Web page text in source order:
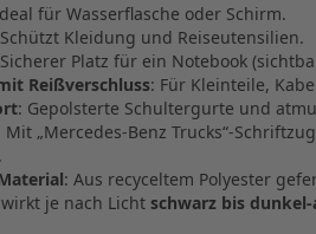
für Wasserflasche oder Schirm.
Kleidung und Reiseutensilien.
Platz für ein Notebook
Reißverschluss: Für Kleinteile,
: Gepolsterte Schultergurte und
Mit „Mercedes‑Benz Trucks“-
: Aus recyceltem Polyester
je nach Licht schwarz bis